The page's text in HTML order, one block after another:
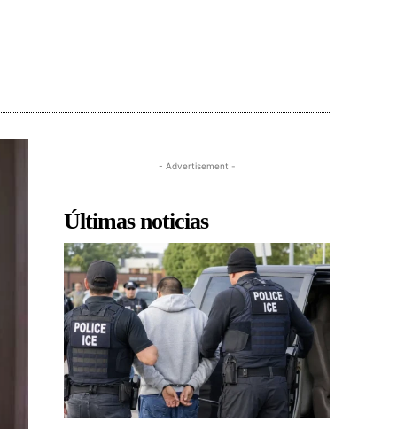
- Advertisement -
Últimas noticias